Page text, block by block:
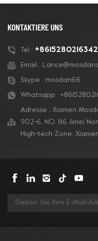
KONTAKTIERE UNS
Tel : +8615280216342
Email :
Skype : mosdan66
Whatsapp :
Adresse : Xiamen
902-6, NO. 1116 Jimei
High-tech Zone,